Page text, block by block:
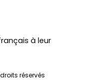
à leur
réservés